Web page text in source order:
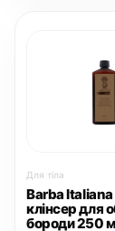
Для тіла
Barba
клінсер для
бороди 250